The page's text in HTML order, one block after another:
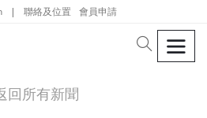
| 聯絡及位置 會員申請
search
回所有新聞